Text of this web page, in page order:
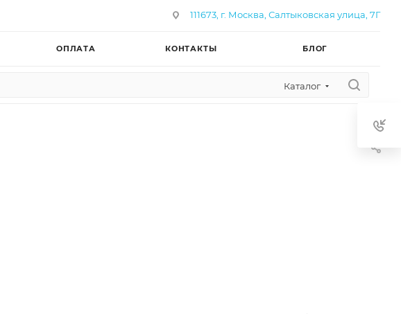
111673, г. Москва, Салтыковская улица, 7Г
ОПЛАТА КОНТАКТЫ БЛОГ
Каталог